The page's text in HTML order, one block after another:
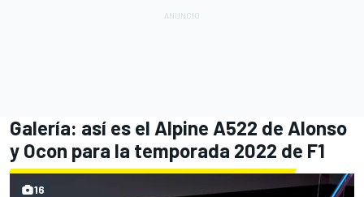
Galería: así es el Alpine A522 de Alonso
y Ocon para la temporada 2022 de F1
16